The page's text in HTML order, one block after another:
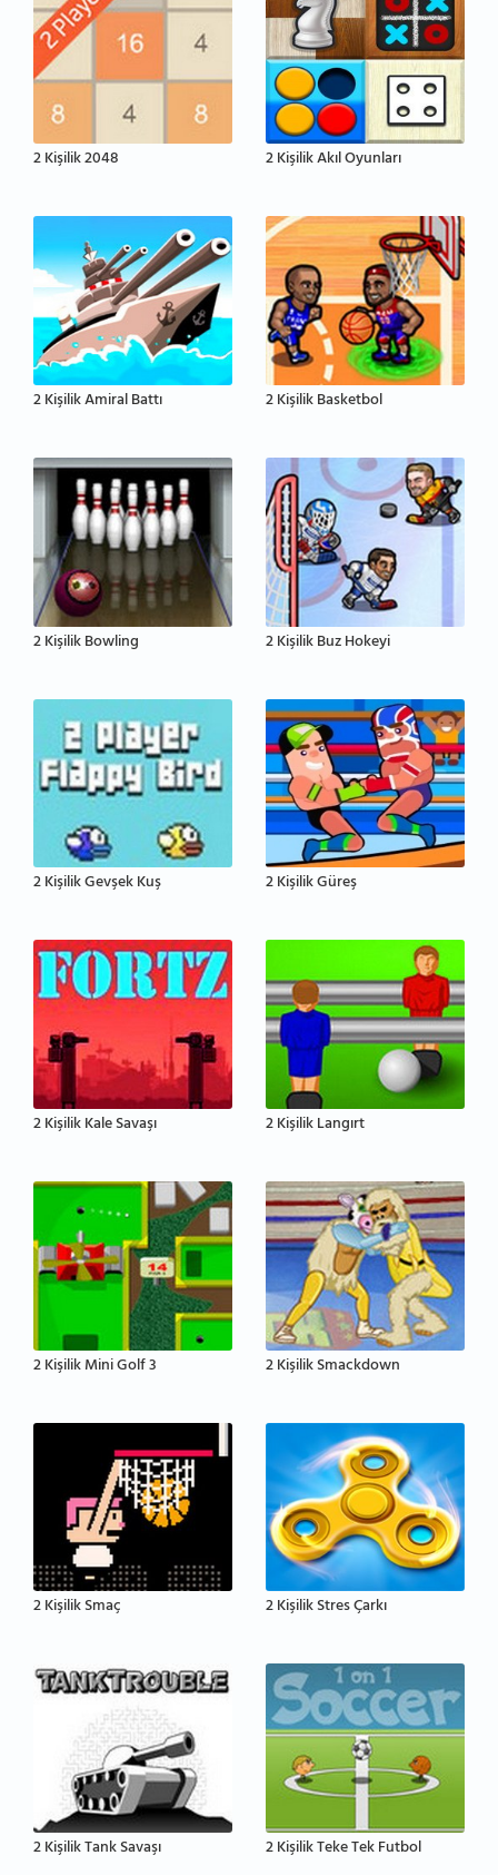
2 Kişilik 2048 2 Kişilik Akıl Oyunları
2 Kişilik Amiral Battı 2 Kişilik Basketbol
2 Kişilik Bowling 2 Kişilik Buz Hokeyi
2 Kişilik Gevşek Kuş 2 Kişilik Güreş
2 Kişilik Kale Savaşı 2 Kişilik Langırt
2 Kişilik Mini Golf 3 2 Kişilik Smackdown
2 Kişilik Smaç 2 Kişilik Stres Çarkı
2 Kişilik Tank Savaşı 2 Kişilik Teke Tek Futbol